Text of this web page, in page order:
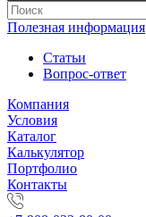
Полезная информация
Статьи
Вопрос-ответ
Компания
Условия
Каталог
Калькулятор
Портфолио
Контакты